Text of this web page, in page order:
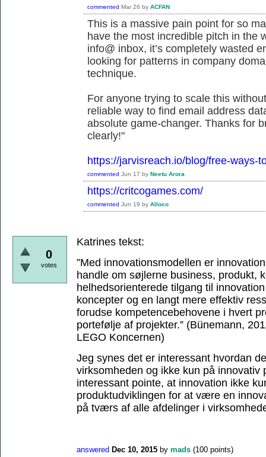
commented Mar 26 by ACFAN
This is a massive pain point for so
have the most incredible pitch in the
info@ inbox, it’s completely wasted
looking for patterns in company
technique.
For anyone trying to scale this
reliable way to find email address
absolute game-changer. Thanks for
clearly!"
https://jarvisreach.io/blog/free-ways-
commented Jun 17 by Neetu Arora
https://critcogames.com/
commented Jun 19 by Alloco
0
votes
Katrines tekst:
”Med innovationsmodellen er
handle om søjlerne business, produkt,
helhedsorienterede tilgang til
koncepter og en langt mere effektiv
forudse kompetencebehovene i hvert
portefølje af projekter.” (Bünemann,
LEGO Koncernen)
Jeg synes det er interessant hvordan
virksomheden og ikke kun på innovativ
interessant pointe, at innovation ikke
produktudviklingen for at være en
på tværs af alle afdelinger i
answered Dec 10, 2015 by mads (100 points)